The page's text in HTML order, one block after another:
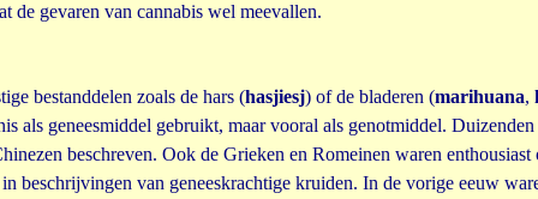
de gevaren van cannabis wel meevallen.
bestanddelen zoals de hars (hasjiesj) of de bladeren (marihuana,
als geneesmiddel gebruikt, maar vooral als genotmiddel.
beschreven. Ook de Grieken en Romeinen waren
beschrijvingen van geneeskrachtige kruiden. In de vorige eeuw